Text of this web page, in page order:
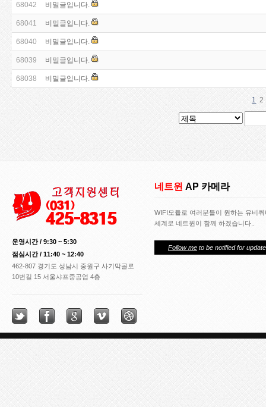
68042 비밀글입니다.
68041 비밀글입니다.
68040 비밀글입니다.
68039 비밀글입니다.
68038 비밀글입니다.
1 2
운영시간 / 9:30 ~ 5:30
점심시간 / 11:40 ~ 12:40
462-807 경기도 성남시 중원구 사기막골로
10번길 15 서울샤프중공업 4층
네트윈 AP 카메라
WIFI모듈로 여러분들이 원하는 유비
세계로 네트윈이 함께 하겠습니다..
Follow me to be notified for